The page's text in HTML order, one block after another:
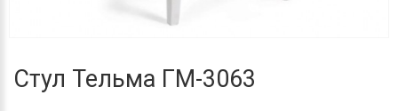
Стул Тельма ГМ-3063